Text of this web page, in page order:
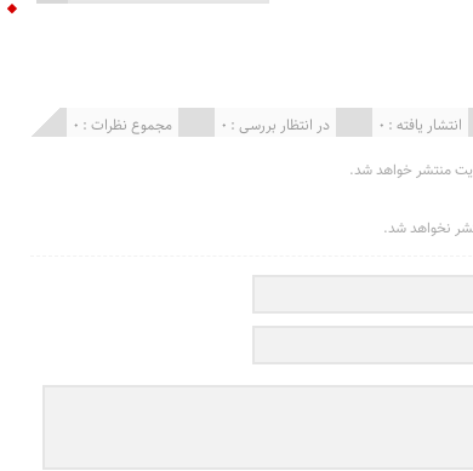
مجموع نظرات : 0 در انتظار بررسی : 0 انتشار یافته : 0
منتشر خواهد شد.
نخواهد شد.